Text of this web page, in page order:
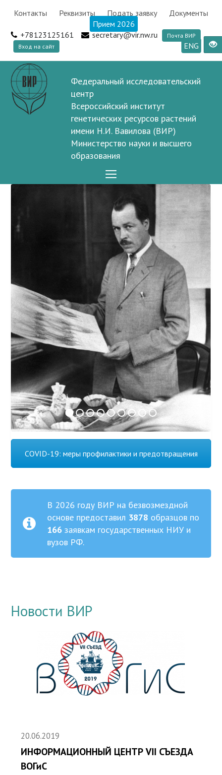
Контакты Реквизиты Подать заявку
Документы
Прием 2026
+78123125161
secretary@vir.nw.ru
Почта ВИР
Вход на сайт
ENG
Федеральный исследовательский
центр
Всероссийский институт
генетических ресурсов растений
имени Н.И. Вавилова (ВИР)
Министерство науки и высшего
образования
Menu
COVID-19: меры профилактики и предотвращения
В 2026 году ВИР на безвозмездной
основе предоставил 3878 образцов по
166 заявкам государственных НИУ и
вузов РФ.
Новости ВИР
20.06.2019
ИНФОРМАЦИОННЫЙ ЦЕНТР VII СЪЕЗДА
ВОГиС